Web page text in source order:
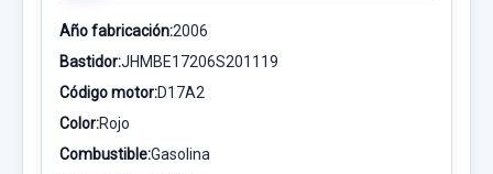
Año fabricación:2006
Bastidor:JHMBE17206S201119
Código motor:D17A2
Color:Rojo
Combustible:Gasolina